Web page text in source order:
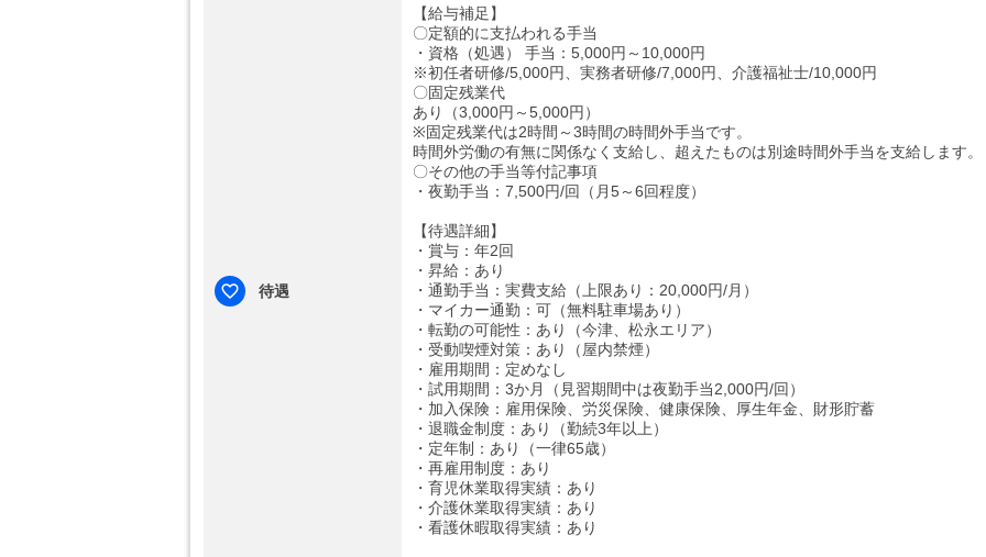
待遇
【給与補足】
〇定額的に支払われる手当
・資格（処遇） 手当：5,000円～10,000円
※初任者研修/5,000円、実務者研修/7,000円、介護福祉士/10,000円
〇固定残業代
あり（3,000円～5,000円）
※固定残業代は2時間～3時間の時間外手当です。
時間外労働の有無に関係なく支給し、超えたものは別途時間外手当を支給します。
〇その他の手当等付記事項
・夜勤手当：7,500円/回（月5～6回程度）
【待遇詳細】
・賞与：年2回
・昇給：あり
・通勤手当：実費支給（上限あり：20,000円/月）
・マイカー通勤：可（無料駐車場あり）
・転勤の可能性：あり（今津、松永エリア）
・受動喫煙対策：あり（屋内禁煙）
・雇用期間：定めなし
・試用期間：3か月（見習期間中は夜勤手当2,000円/回）
・加入保険：雇用保険、労災保険、健康保険、厚生年金、財形貯蓄
・退職金制度：あり（勤続3年以上）
・定年制：あり（一律65歳）
・再雇用制度：あり
・育児休業取得実績：あり
・介護休業取得実績：あり
・看護休暇取得実績：あり